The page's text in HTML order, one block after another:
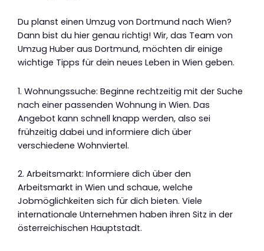
Du planst einen Umzug von Dortmund nach Wien?
Dann bist du hier genau richtig! Wir, das Team von
Umzug Huber aus Dortmund, möchten dir einige
wichtige Tipps für dein neues Leben in Wien geben.
1. Wohnungssuche: Beginne rechtzeitig mit der Suche
nach einer passenden Wohnung in Wien. Das
Angebot kann schnell knapp werden, also sei
frühzeitig dabei und informiere dich über
verschiedene Wohnviertel.
2. Arbeitsmarkt: Informiere dich über den
Arbeitsmarkt in Wien und schaue, welche
Jobmöglichkeiten sich für dich bieten. Viele
internationale Unternehmen haben ihren Sitz in der
österreichischen Hauptstadt.